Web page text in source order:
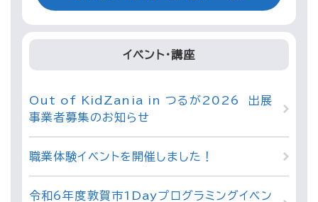
イベント・講座
Out of KidZania in つるが2026 出展
事業者募集のお知らせ
職業体験イベントを開催しました！
令和6年度敦賀市1Dayプログラミングイベン